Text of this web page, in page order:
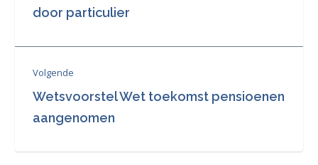
door particulier
Volgende
Wetsvoorstel Wet toekomst pensioenen
aangenomen